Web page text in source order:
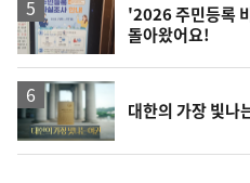
'2026 주민등록
돌아왔어요!
영
상
대한의 가장 빛나